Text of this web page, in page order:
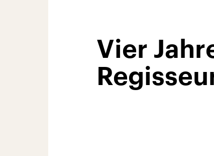
Vier